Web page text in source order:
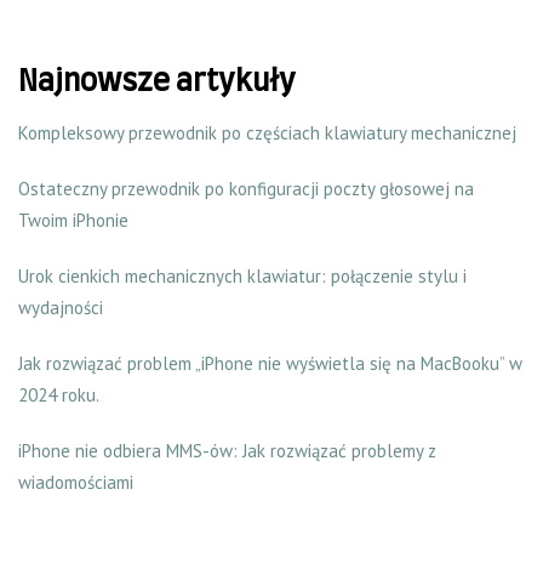
Najnowsze artykuły
Kompleksowy przewodnik po częściach klawiatury mechanicznej
Ostateczny przewodnik po konfiguracji poczty głosowej na
Twoim iPhonie
Urok cienkich mechanicznych klawiatur: połączenie stylu i
wydajności
Jak rozwiązać problem „iPhone nie wyświetla się na MacBooku” w
2024 roku.
iPhone nie odbiera MMS-ów: Jak rozwiązać problemy z
wiadomościami